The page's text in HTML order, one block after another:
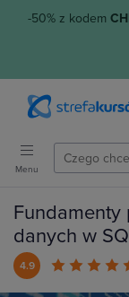
-50% z kodem
Menu
Fundamenty
danych w
4.9